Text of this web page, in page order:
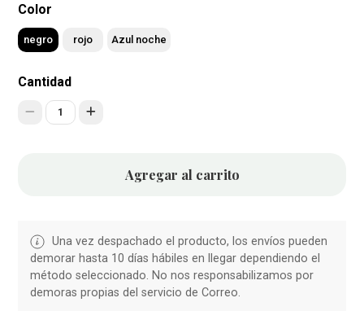
Color
negro rojo Azul noche
Cantidad
1
Agregar al carrito
Una vez despachado el producto, los envíos pueden
demorar hasta 10 días hábiles en llegar dependiendo el
método seleccionado. No nos responsabilizamos por
demoras propias del servicio de Correo.